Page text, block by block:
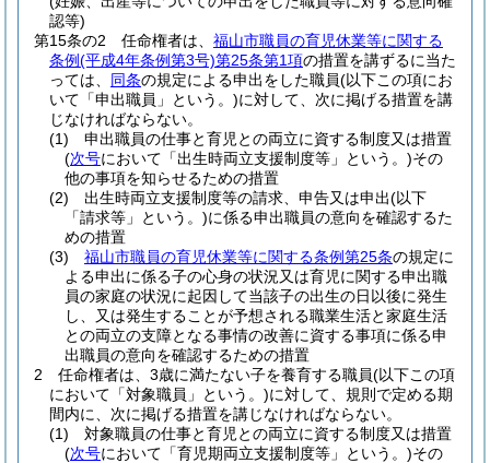
認等)
第15条の2
任命権者は、 福山市職員の育児休業等に関する
条例(平成4年条例第3号)第25条第1項の措置を講ずるに当た
っては、 同条の規定による申出をした職員(以下この項にお
いて「申出職員」という。)に対して、次に掲げる措置を講
じなければならない。
(1)
申出職員の仕事と育児との両立に資する制度又は措置
(次号において「出生時両立支援制度等」という。)その
他の事項を知らせるための措置
(2)
出生時両立支援制度等の請求、申告又は申出(以下
「請求等」という。)に係る申出職員の意向を確認するた
めの措置
(3)
福山市職員の育児休業等に関する条例第25条の規定に
よる申出に係る子の心身の状況又は育児に関する申出職
員の家庭の状況に起因して当該子の出生の日以後に発生
し、又は発生することが予想される職業生活と家庭生活
との両立の支障となる事情の改善に資する事項に係る申
出職員の意向を確認するための措置
2
任命権者は、3歳に満たない子を養育する職員(以下この項
において「対象職員」という。)に対して、規則で定める期
間内に、次に掲げる措置を講じなければならない。
(1)
対象職員の仕事と育児との両立に資する制度又は措置
(次号において「育児期両立支援制度等」という。)その